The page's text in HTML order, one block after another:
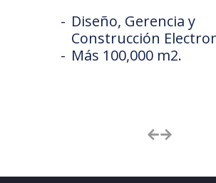
Diseño, Gerencia y
Construcción
Más 100,000 m2.